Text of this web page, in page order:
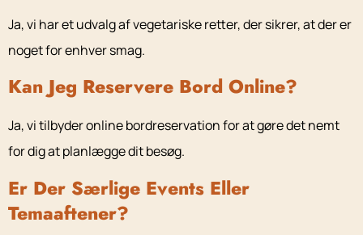
Ja, vi har et udvalg af vegetariske retter, der sikrer, at der er
noget for enhver smag.
Kan Jeg Reservere Bord Online?
Ja, vi tilbyder online bordreservation for at gøre det nemt
for dig at planlægge dit besøg.
Er Der Særlige Events Eller
Temaaftener?